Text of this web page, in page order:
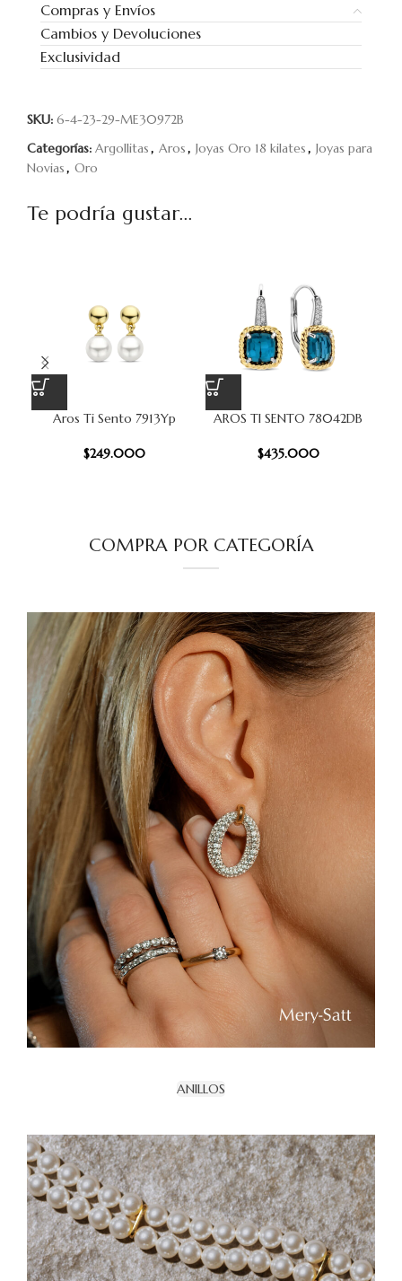
Compras y Envíos
Cambios y Devoluciones
Exclusividad
SKU: 6-4-23-29-ME30972B
Categorías: Argollitas, Aros, Joyas Oro 18 kilates, Joyas para
Novias, Oro
Te podría gustar...
Aros Ti Sento 7913Yp
$249.000
AROS TI SENTO 78042DB
$435.000
COMPRA POR CATEGORÍA
ANILLOS